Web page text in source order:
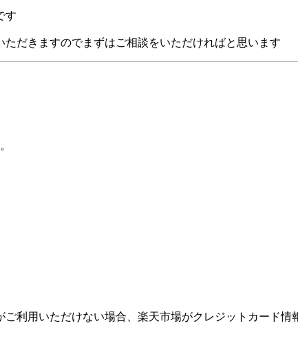
す
だきますのでまずはご相談をいただければと思います
利用いただけない場合、楽天市場がクレジットカード